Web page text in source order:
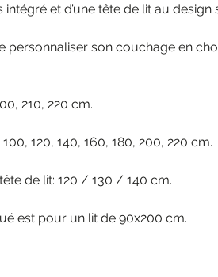
intégré et d’une tête de lit au
personnaliser son couchage en
210, 220 cm.
120, 140, 160, 180, 200, 220 cm.
de lit: 120 / 130 / 140 cm.
est pour un lit de 90x200 cm.